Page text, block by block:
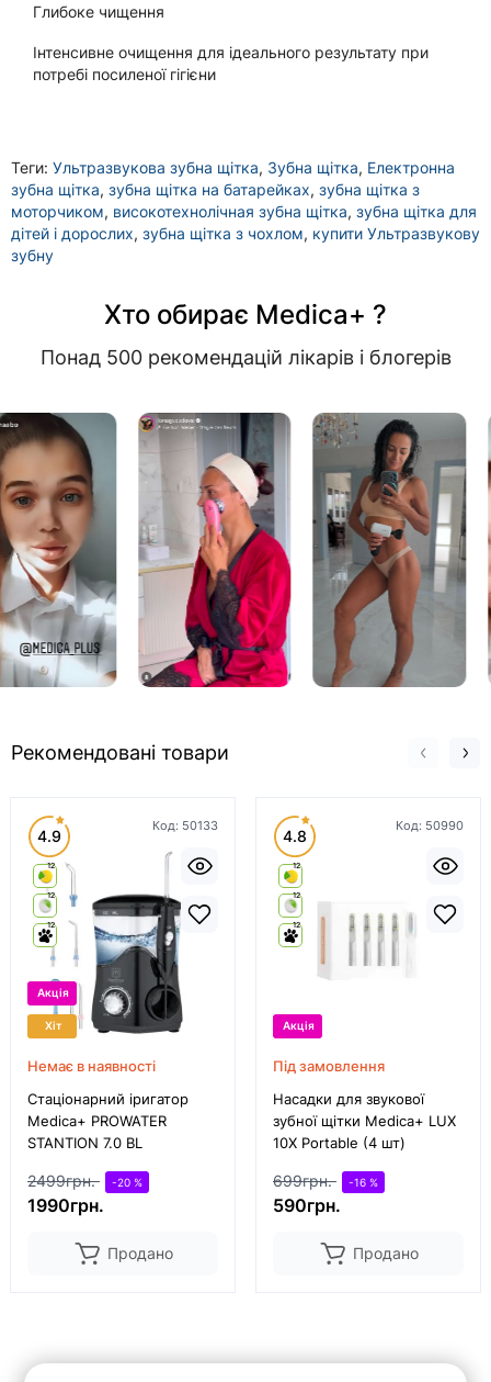
Глибоке чищення
Інтенсивне очищення для ідеального результату при
потребі посиленої гігієни
Теги: Ультразвукова зубна щітка, Зубна щітка, Електронна
зубна щітка, зубна щітка на батарейках, зубна щітка з
моторчиком, високотехнолічная зубна щітка, зубна щітка для
дітей і дорослих, зубна щітка з чохлом, купити Ультразвукову
зубну
Хто обирає Medica+ ?
Понад 500 рекомендацій лікарів і блогерів
Рекомендовані товари
Код: 50133
4.9
12
12
12
Акція
Хіт
Немає в наявності
Стаціонарний іригатор
Medica+ PROWATER
STANTION 7.0 BL
2499грн. -20 %
1990грн.
Продано
Код: 50990
4.8
12
12
12
Акція
Під замовлення
Насадки для звукової
зубної щітки Medica+ LUX
10Х Portable (4 шт)
699грн. -16 %
590грн.
Продано